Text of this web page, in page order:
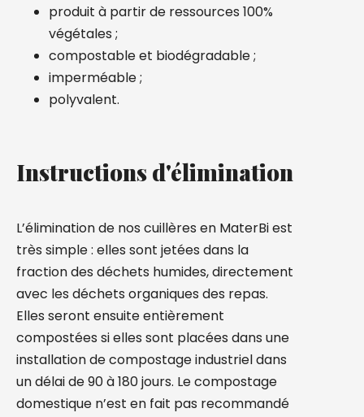
produit à partir de ressources 100%
végétales ;
compostable et biodégradable ;
imperméable ;
polyvalent.
Instructions d'élimination
L’élimination de nos cuillères en MaterBi est
très simple : elles sont jetées dans la
fraction des déchets humides, directement
avec les déchets organiques des repas.
Elles seront ensuite entièrement
compostées si elles sont placées dans une
installation de compostage industriel dans
un délai de 90 à 180 jours. Le compostage
domestique n’est en fait pas recommandé